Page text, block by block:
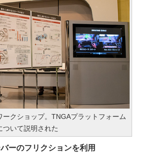
ークショップ。TNGAプラットフォーム
いて説明された
ーのフリクションを利用